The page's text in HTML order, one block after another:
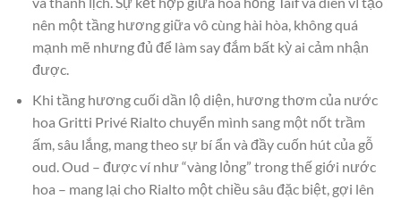
nên một tầng hương giữa vô cùng hài hòa, không quá
mạnh mẽ nhưng đủ để làm say đắm bất kỳ ai cảm nhận
được.
Khi tầng hương cuối dần lộ diện, hương thơm của nước
hoa Gritti Privé Rialto chuyển mình sang một nốt trầm
ấm, sâu lắng, mang theo sự bí ẩn và đầy cuốn hút của gỗ
oud. Oud – được ví như “vàng lỏng” trong thế giới nước
hoa – mang lại cho Rialto một chiều sâu đặc biệt, gợi lên